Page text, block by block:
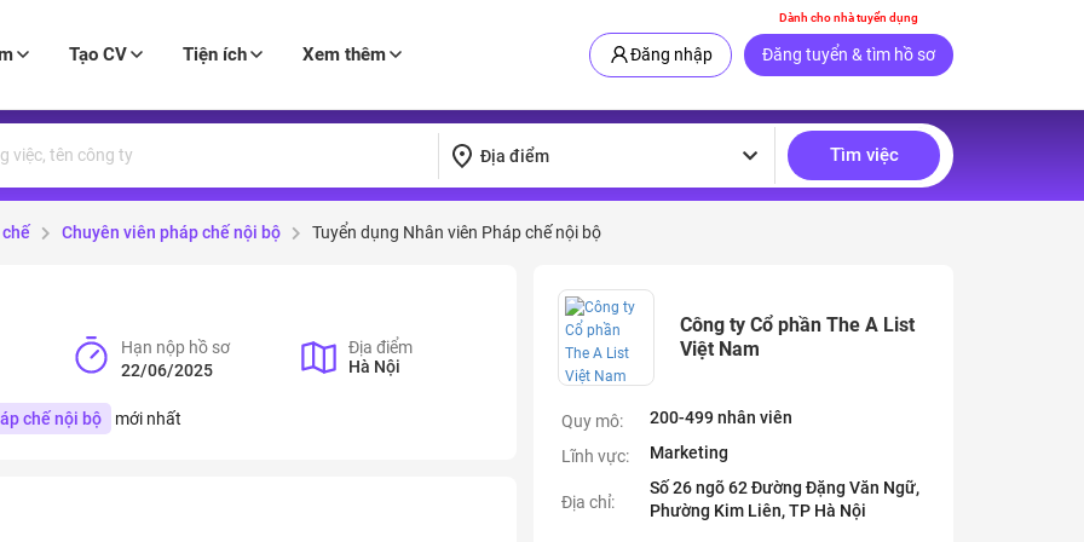
Dành cho nhà tuyển dụng
Tạo CV Tiện ích Xem thêm Đăng nhập Đăng tuyển & tìm hồ sơ
Địa điểm Tìm việc
chế Chuyên viên pháp chế nội bộ Tuyển dụng Nhân viên Pháp chế nội bộ
Hạn nộp hồ sơ
22/06/2025
Địa điểm
Hà Nội
chế nội bộ mới nhất
Công ty Cổ phần The A List
Việt Nam
Quy mô:
200-499 nhân viên
Lĩnh vực:
Marketing
Địa chỉ:
Số 26 ngõ 62 Đường Đặng Văn Ngữ,
Phường Kim Liên, TP Hà Nội